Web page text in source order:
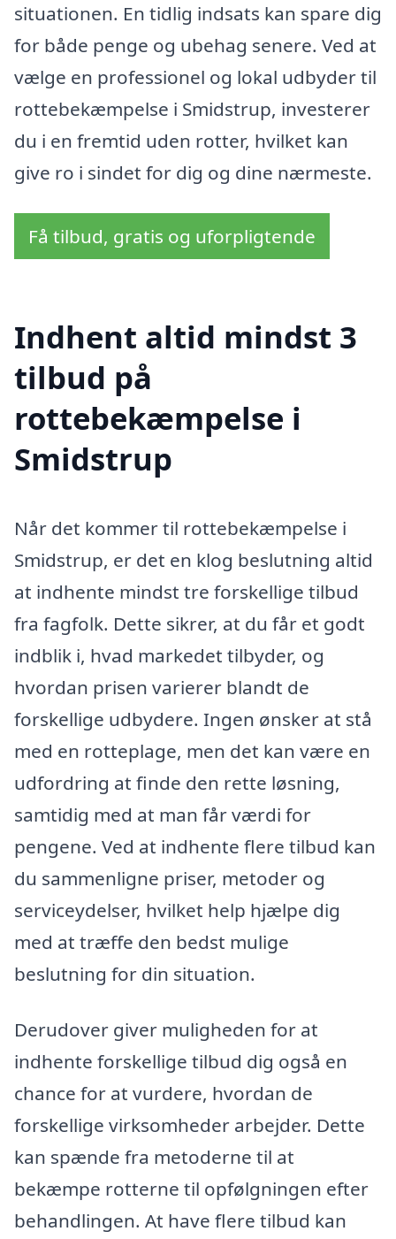
situationen. En tidlig indsats kan spare dig
for både penge og ubehag senere. Ved at
vælge en professionel og lokal udbyder til
rottebekæmpelse i Smidstrup, investerer
du i en fremtid uden rotter, hvilket kan
give ro i sindet for dig og dine nærmeste.
Få tilbud, gratis og uforpligtende
Indhent altid mindst 3
tilbud på
rottebekæmpelse i
Smidstrup
Når det kommer til rottebekæmpelse i
Smidstrup, er det en klog beslutning altid
at indhente mindst tre forskellige tilbud
fra fagfolk. Dette sikrer, at du får et godt
indblik i, hvad markedet tilbyder, og
hvordan prisen varierer blandt de
forskellige udbydere. Ingen ønsker at stå
med en rotteplage, men det kan være en
udfordring at finde den rette løsning,
samtidig med at man får værdi for
pengene. Ved at indhente flere tilbud kan
du sammenligne priser, metoder og
serviceydelser, hvilket help hjælpe dig
med at træffe den bedst mulige
beslutning for din situation.
Derudover giver muligheden for at
indhente forskellige tilbud dig også en
chance for at vurdere, hvordan de
forskellige virksomheder arbejder. Dette
kan spænde fra metoderne til at
bekæmpe rotterne til opfølgningen efter
behandlingen. At have flere tilbud kan